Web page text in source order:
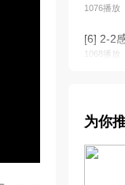
1076播放
[6] 2-2
1068播放
1359播放
[8] 2-4
为你